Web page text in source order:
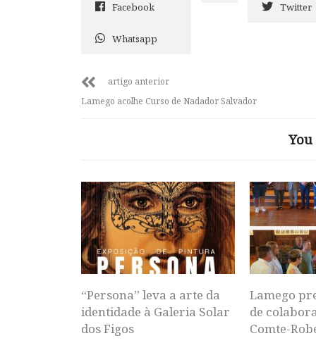
Facebook Twitter
Whatsapp
artigo anterior
Lamego acolhe Curso de Nadador Salvador
“Persona” leva a arte da
identidade à Galeria Solar
dos Figos
Lamego
de
Comte-